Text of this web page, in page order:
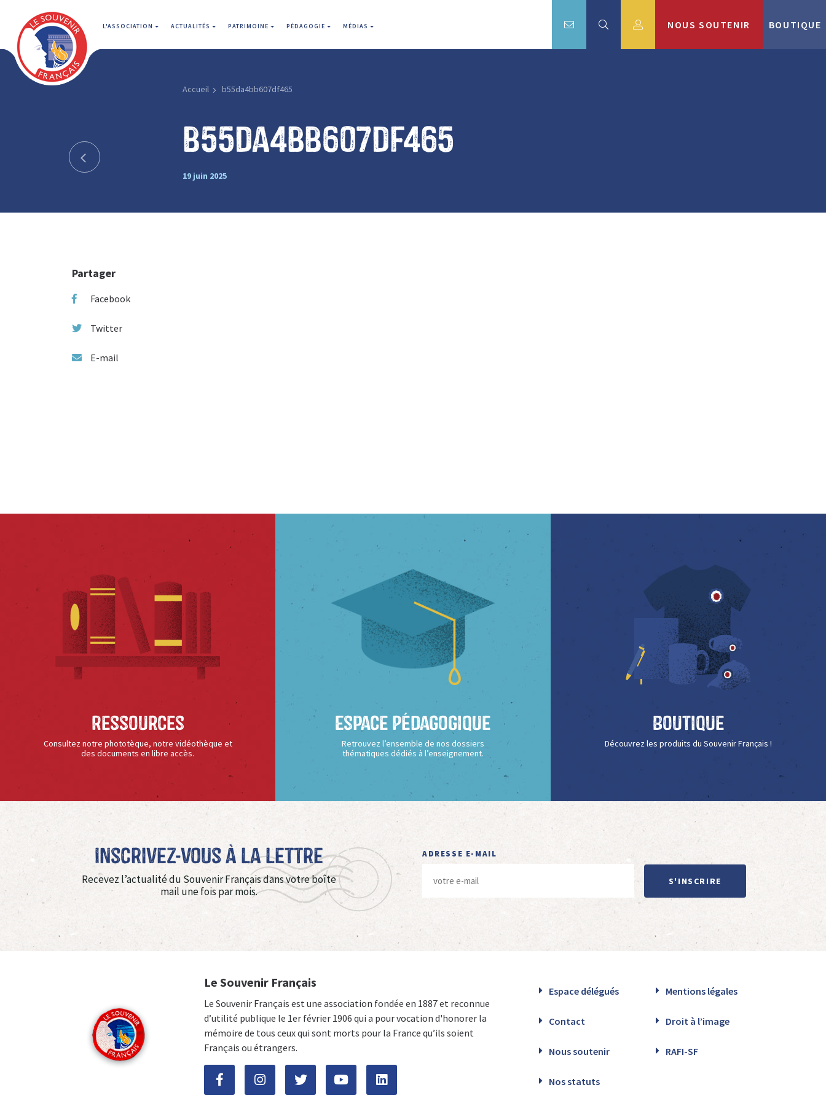
L'ASSOCIATION ACTUALITÉS PATRIMOINE PÉDAGOGIE MÉDIAS NOUS SOUTENIR BOUTIQUE
Accueil b55da4bb607df465
b55da4bb607df465
19 juin 2025
Partager
Facebook
Twitter
E-mail
Ressources
Consultez notre phototèque, notre vidéothèque et
des documents en libre accès.
Espace Pédagogique
Retrouvez l’ensemble de nos dossiers
thématiques dédiés à l’enseignement.
Boutique
Découvrez les produits du Souvenir Français !
Inscrivez-vous à La Lettre
Recevez l’actualité du Souvenir Français dans votre boîte
mail une fois par mois.
ADRESSE E-MAIL
S'INSCRIRE
Le Souvenir Français
Le Souvenir Français est une association fondée en 1887 et reconnue
d’utilité publique le 1er février 1906 qui a pour vocation d'honorer la
mémoire de tous ceux qui sont morts pour la France qu’ils soient
Français ou étrangers.
Espace délégués Mentions légales
Contact Droit à l’image
Nous soutenir RAFI-SF
Nos statuts